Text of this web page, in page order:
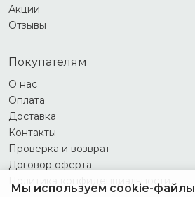
Акции
Отзывы
Покупателям
О нас
Оплата
Доставка
Контакты
Проверка и возврат
Договор оферта
Политика конфиденциальности
Мы используем cookie-файлы